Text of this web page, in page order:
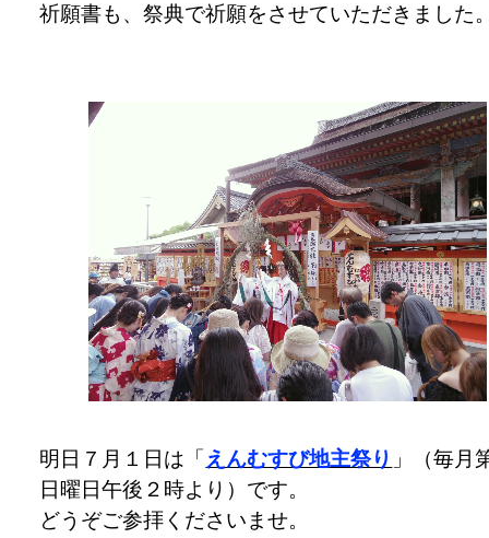
祈願書も、祭典で祈願をさせていただきました
明日７月１日は「 えんむすび地主祭り 」（毎月
日曜日午後２時より）です。
どうぞご参拝くださいませ。